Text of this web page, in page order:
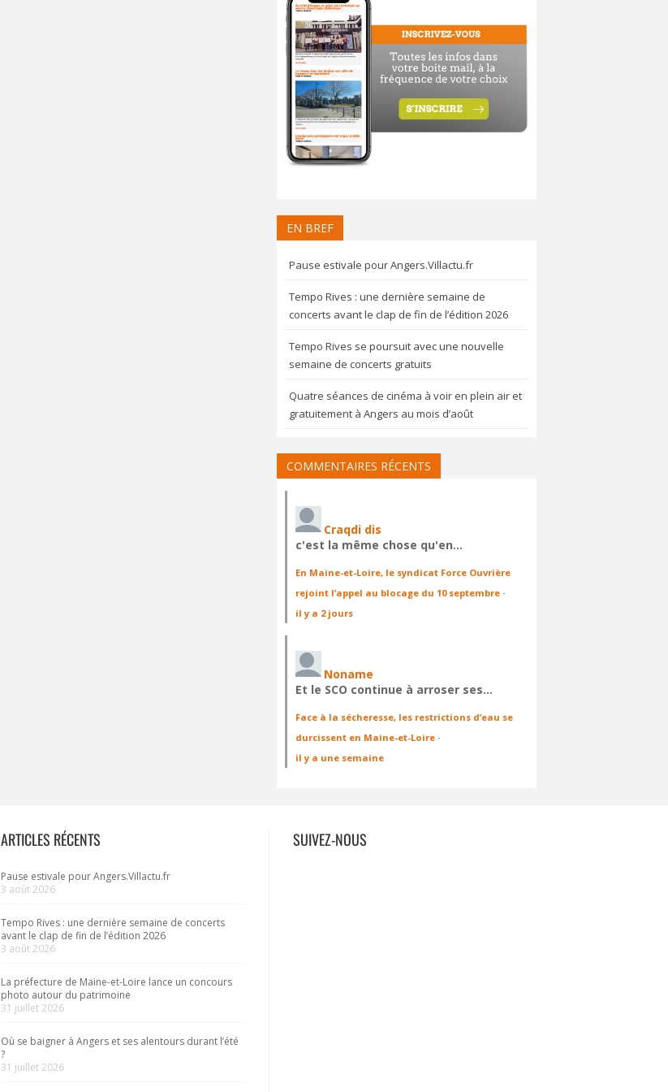
EN BREF
Pause estivale pour Angers.Villactu.fr
Tempo Rives : une dernière semaine de
concerts avant le clap de fin de l’édition 2026
Tempo Rives se poursuit avec une nouvelle
semaine de concerts gratuits
Quatre séances de cinéma à voir en plein air et
gratuitement à Angers au mois d’août
COMMENTAIRES RÉCENTS
Craqdi dis
c'est la même chose qu'en…
En Maine-et-Loire, le syndicat Force Ouvrière
rejoint l’appel au blocage du 10 septembre ·
il y a 2 jours
Noname
Et le SCO continue à arroser ses…
Face à la sécheresse, les restrictions d’eau se
durcissent en Maine-et-Loire ·
il y a une semaine
ARTICLES RÉCENTS
Pause estivale pour Angers.Villactu.fr
3 août 2026
Tempo Rives : une dernière semaine de concerts
avant le clap de fin de l’édition 2026
3 août 2026
La préfecture de Maine-et-Loire lance un concours
photo autour du patrimoine
31 juillet 2026
Où se baigner à Angers et ses alentours durant l’été
?
31 juillet 2026
SUIVEZ-NOUS